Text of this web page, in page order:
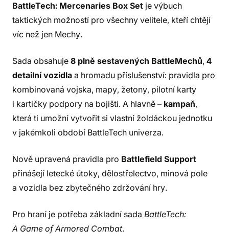
BattleTech: Mercenaries Box Set je výbuch
taktických možností pro všechny velitele, kteří chtějí
víc než jen Mechy.
Sada obsahuje 8 plně sestavených BattleMechů, 4
detailní vozidla a hromadu příslušenství: pravidla pro
kombinovaná vojska, mapy, žetony, pilotní karty
i kartičky podpory na bojišti. A hlavně – kampaň,
která ti umožní vytvořit si vlastní žoldáckou jednotku
v jakémkoli období BattleTech univerza.
Nově upravená pravidla pro Battlefield Support
přinášejí letecké útoky, dělostřelectvo, minová pole
a vozidla bez zbytečného zdržování hry.
Pro hraní je potřeba základní sada BattleTech:
A Game of Armored Combat.